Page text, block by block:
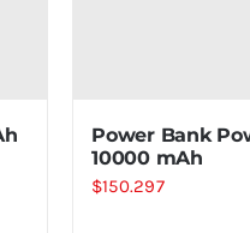
Power Bank
10000 mAh
$150.297